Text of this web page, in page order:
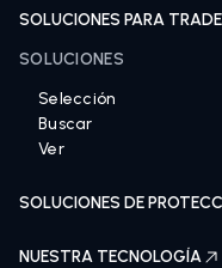
SOLUCIONES PARA
SOLUCIONES
Selección
Buscar
Ver
SOLUCIONES DE
NUESTRA TECNOLOGÍA